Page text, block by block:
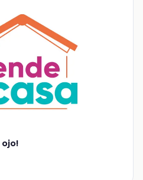
ojo!